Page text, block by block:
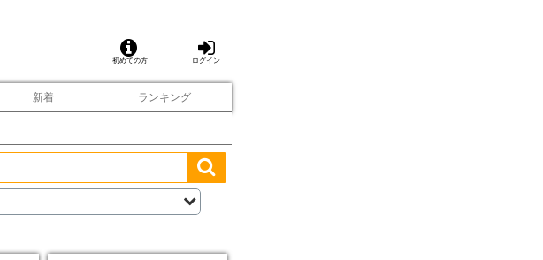
初めての方 ログイン
新着 ランキング